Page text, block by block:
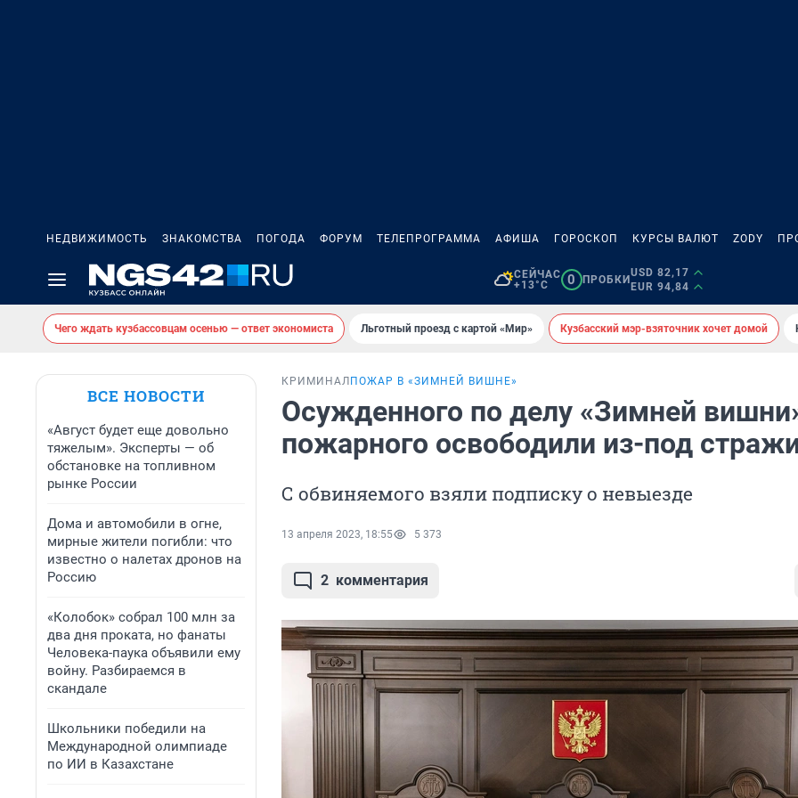
НЕДВИЖИМОСТЬ ЗНАКОМСТВА ПОГОДА ФОРУМ ТЕЛЕПРОГРАММА АФИША ГОРОСКОП КУРСЫ ВАЛЮТ ZODY
СЕЙЧАС
+13°C
0 ПРОБКИ
USD 82,17
EUR 94,84
Чего ждать кузбассовцам осенью — ответ экономиста Льготный проезд с картой «Мир» Кузбасский мэр-взяточник хочет домой
ВСЕ НОВОСТИ
«Август будет еще довольно
тяжелым». Эксперты — об
обстановке на топливном
рынке России
Дома и автомобили в огне,
мирные жители погибли: что
известно о налетах дронов на
Россию
«Колобок» собрал 100 млн за
два дня проката, но фанаты
Человека-паука объявили ему
войну. Разбираемся в
скандале
Школьники победили на
Международной олимпиаде
по ИИ в Казахстане
КРИМИНАЛ ПОЖАР В «ЗИМНЕЙ ВИШНЕ»
Осужденного по делу «Зимней
пожарного освободили из-под
С обвиняемого взяли подписку о невыезде
13 апреля 2023, 18:55 5 373
2 комментария